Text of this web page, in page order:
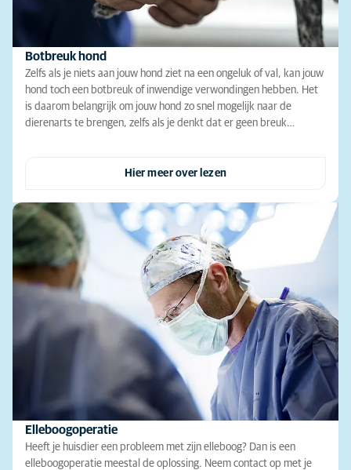
Botbreuk hond
Zelfs als je niets aan jouw hond ziet na een ongeluk of val, kan jouw
hond toch een botbreuk of inwendige verwondingen hebben. Het
is daarom belangrijk om jouw hond zo snel mogelijk naar de
dierenarts te brengen, zelfs als je denkt dat er geen breuk…
Hier meer over lezen
Elleboogoperatie
Heeft je huisdier een probleem met zijn elleboog? Dan is een
elleboogoperatie meestal de oplossing. Neem contact op met je